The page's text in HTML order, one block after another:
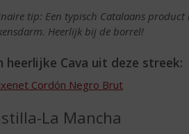
tip: Een typisch Catalaans product
Heerlijk bij de borrel!
heerlijke Cava uit deze streek:
Cordón Negro Brut
La Mancha